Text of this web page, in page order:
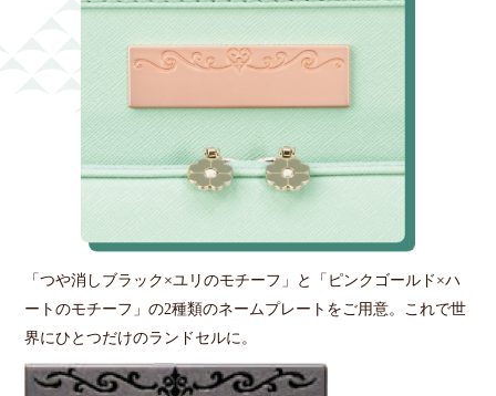
「つや消しブラック×ユリのモチーフ」と「ピンクゴールド×ハ
ートのモチーフ」の2種類のネームプレートをご用意。これで世
界にひとつだけのランドセルに。